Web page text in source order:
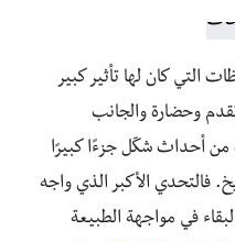
التي كان لها تأثير كبير
وحضارة والجانب
من أحداث شكّل جزءًا كبيرًا
فالتحدي الأكبر الذي واجه
في مواجهة الطبيعة